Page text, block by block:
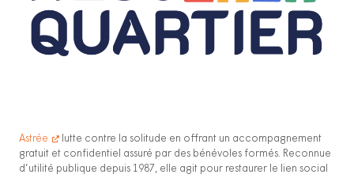
Astrée
lutte contre la solitude en offrant un accompagnement
gratuit et confidentiel assuré par des bénévoles formés. Reconnue
d’utilité publique depuis 1987, elle agit pour restaurer le lien social